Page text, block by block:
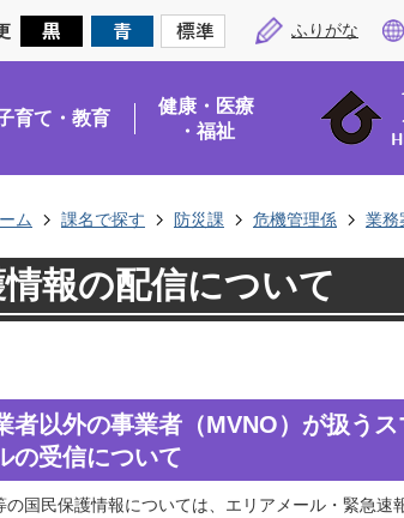
ふりがな
育て・教育
健康・医療
・福祉
ム 課名で探す 防災課 危機管理係 業務
情報の配信について
者以外の事業者（MVNO）が扱う
の受信について
の国民保護情報については、エリアメール・緊急速